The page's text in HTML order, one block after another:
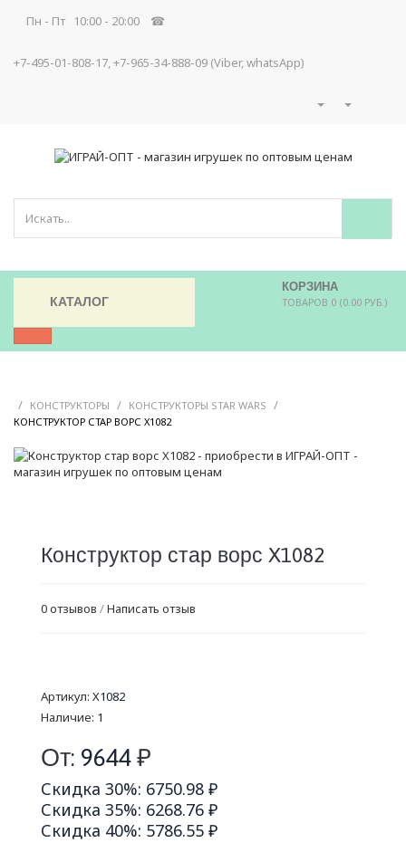
Пн - Пт 10:00 - 20:00 ☎
+7-495-01-808-17, +7-965-34-888-09 (Viber, whatsApp)
КОРЗИНА
ТОВАРОВ 0 (0.00 РУБ.)
КАТАЛОГ
/ КОНСТРУКТОРЫ / КОНСТРУКТОРЫ STAR WARS /
КОНСТРУКТОР СТАР ВОРС X1082
Конструктор стар ворс X1082
0 отзывов /Написать отзыв
Артикул: X1082
Наличие: 1
От: 9644₽
Скидка 30%: 6750.98 ₽
Скидка 35%: 6268.76 ₽
Скидка 40%: 5786.55 ₽